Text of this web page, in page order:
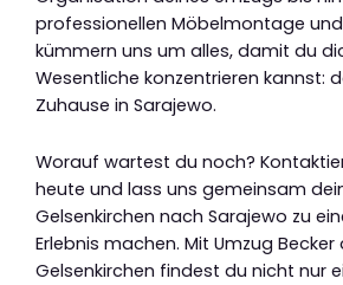
professionellen Möbelmontage
kümmern uns um alles, damit du
Wesentliche konzentrieren kannst:
Zuhause in Sarajewo.
Worauf wartest du noch?
heute und lass uns gemeinsam
Gelsenkirchen nach Sarajewo zu
Erlebnis machen. Mit Umzug Becker
Gelsenkirchen findest du nicht nur